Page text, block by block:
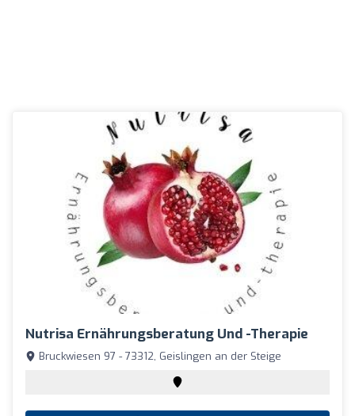
Nutrisa Ernährungsberatung Und -therapie
Bruckwiesen 97 - 73312, Geislingen an der Steige